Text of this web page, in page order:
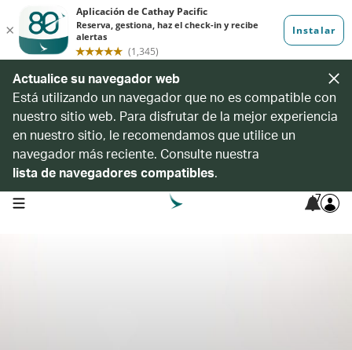
Actualice su navegador web
Está utilizando un navegador que no es compatible con
nuestro sitio web. Para disfrutar de la mejor experiencia
en nuestro sitio, le recomendamos que utilice un
navegador más reciente. Consulte nuestra
lista de navegadores compatibles.
open navigation menu 7